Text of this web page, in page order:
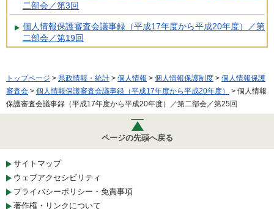
二部会／第3回
個人情報保護審査会議事録（平成17年度から平成20年度）／第
二部会／第19回
トップページ > 県政情報・統計 > 個人情報 > 個人情報保護制度 > 個人情報保護
審査会 > 個人情報保護審査会議事録（平成17年度から平成20年度）
> 個人情報
保護審査会議事録（平成17年度から平成20年度）／第二部会／第25回
ページの先頭へ戻る
サイトマップ
ウェブアクセシビリティ
プライバシーポリシー・免責事項
著作権・リンクについて